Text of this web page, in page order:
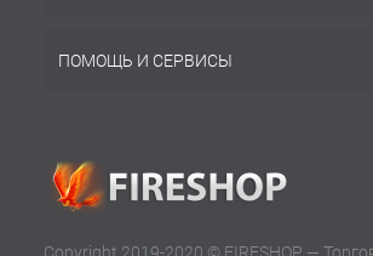
ПОМОЩЬ И СЕРВИСЫ